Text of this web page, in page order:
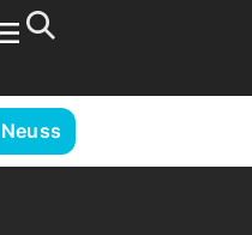
Neuss